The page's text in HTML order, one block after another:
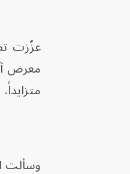
متزايداً.
وسألت